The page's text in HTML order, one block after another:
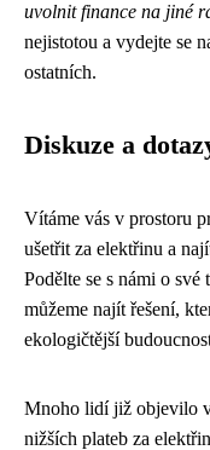
uvolnit finance na jiné
nejistotou a vydejte se
ostatních.
Diskuze a
Vítáme vás v prostoru
ušetřit za elektřinu a
Podělte se s námi o
můžeme najít řešení,
ekologičtější
Mnoho lidí již objevilo
nižších plateb za